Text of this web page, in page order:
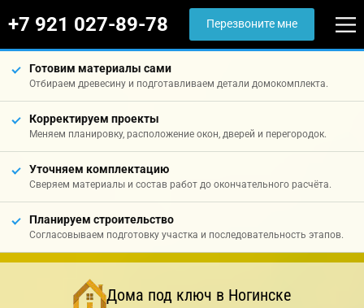
+7 921 027-89-78 Перезвоните мне
Готовим материалы сами
Отбираем древесину и подготавливаем детали домокомплекта.
Корректируем проекты
Меняем планировку, расположение окон, дверей и перегородок.
Уточняем комплектацию
Сверяем материалы и состав работ до окончательного расчёта.
Планируем строительство
Согласовываем подготовку участка и последовательность этапов.
Дома под ключ в Ногинске